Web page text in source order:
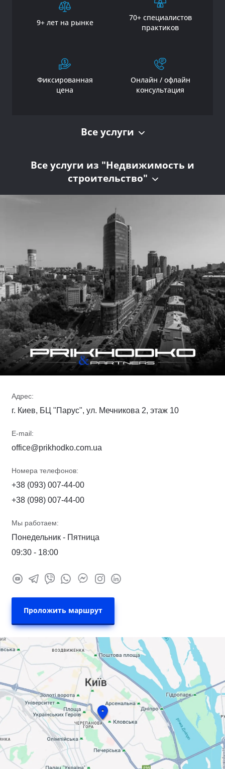
9+ лет на рынке
70+ специалистов
практиков
Фиксированная
цена
Онлайн / офлайн
консультация
Все услуги
Все услуги из "Недвижимость и
строительство"
Адрес:
г. Киев, БЦ "Парус", ул. Мечникова 2, этаж 10
E-mail:
office@prikhodko.com.ua
Номера телефонов:
+38 (093) 007-44-00
+38 (098) 007-44-00
Мы работаем:
Понедельник - Пятница
09:30 - 18:00
Проложить маршрут